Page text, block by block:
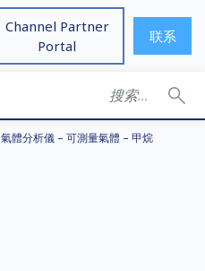
Channel Partner
Portal
联系
氣體分析儀 – 可測量氣體 – 甲烷